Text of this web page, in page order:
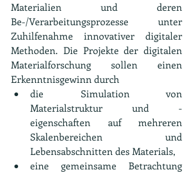
Materialien und deren
Be-/Verarbeitungsprozesse unter
Zuhilfenahme innovativer digitaler
Methoden. Die Projekte der digitalen
Materialforschung sollen einen
Erkenntnisgewinn durch
die Simulation von
Materialstruktur und -
eigenschaften auf mehreren
Skalenbereichen und
Lebensabschnitten des Materials,
eine gemeinsame Betrachtung